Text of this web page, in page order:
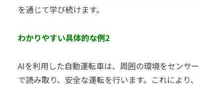
を通じて学び続けます。
わかりやすい具体的な例2
AIを利用した自動運転車は、周囲の環境をセンサー
で読み取り、安全な運転を行います。これにより、